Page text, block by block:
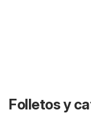
Folletos y